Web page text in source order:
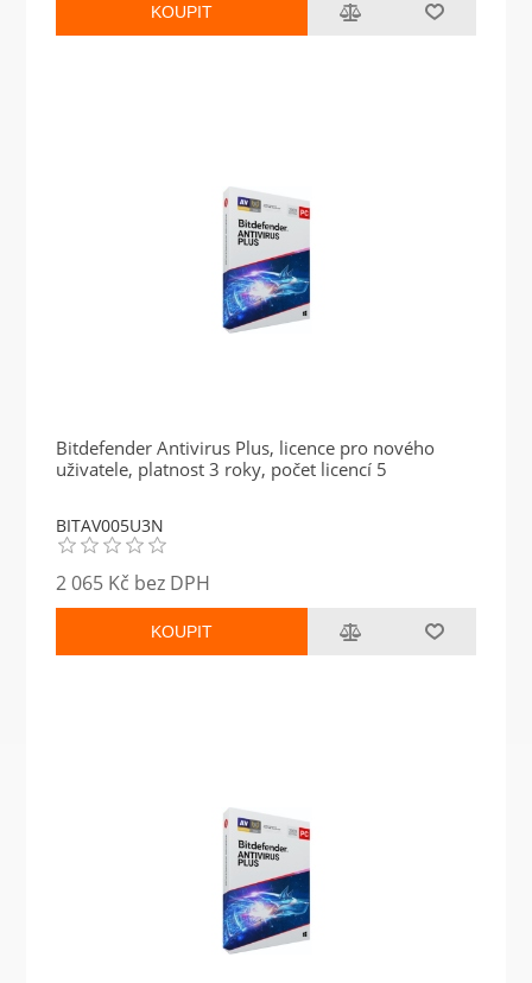
KOUPIT
Bitdefender Antivirus Plus, licence pro nového
uživatele, platnost 3 roky, počet licencí 5
BITAV005U3N
2 065 Kč bez DPH
KOUPIT